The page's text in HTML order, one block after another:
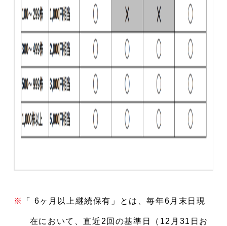
※ 「 6ヶ月以上継続保有」とは、毎年6月末日現
在において、直近2回の基準日（12月31日お